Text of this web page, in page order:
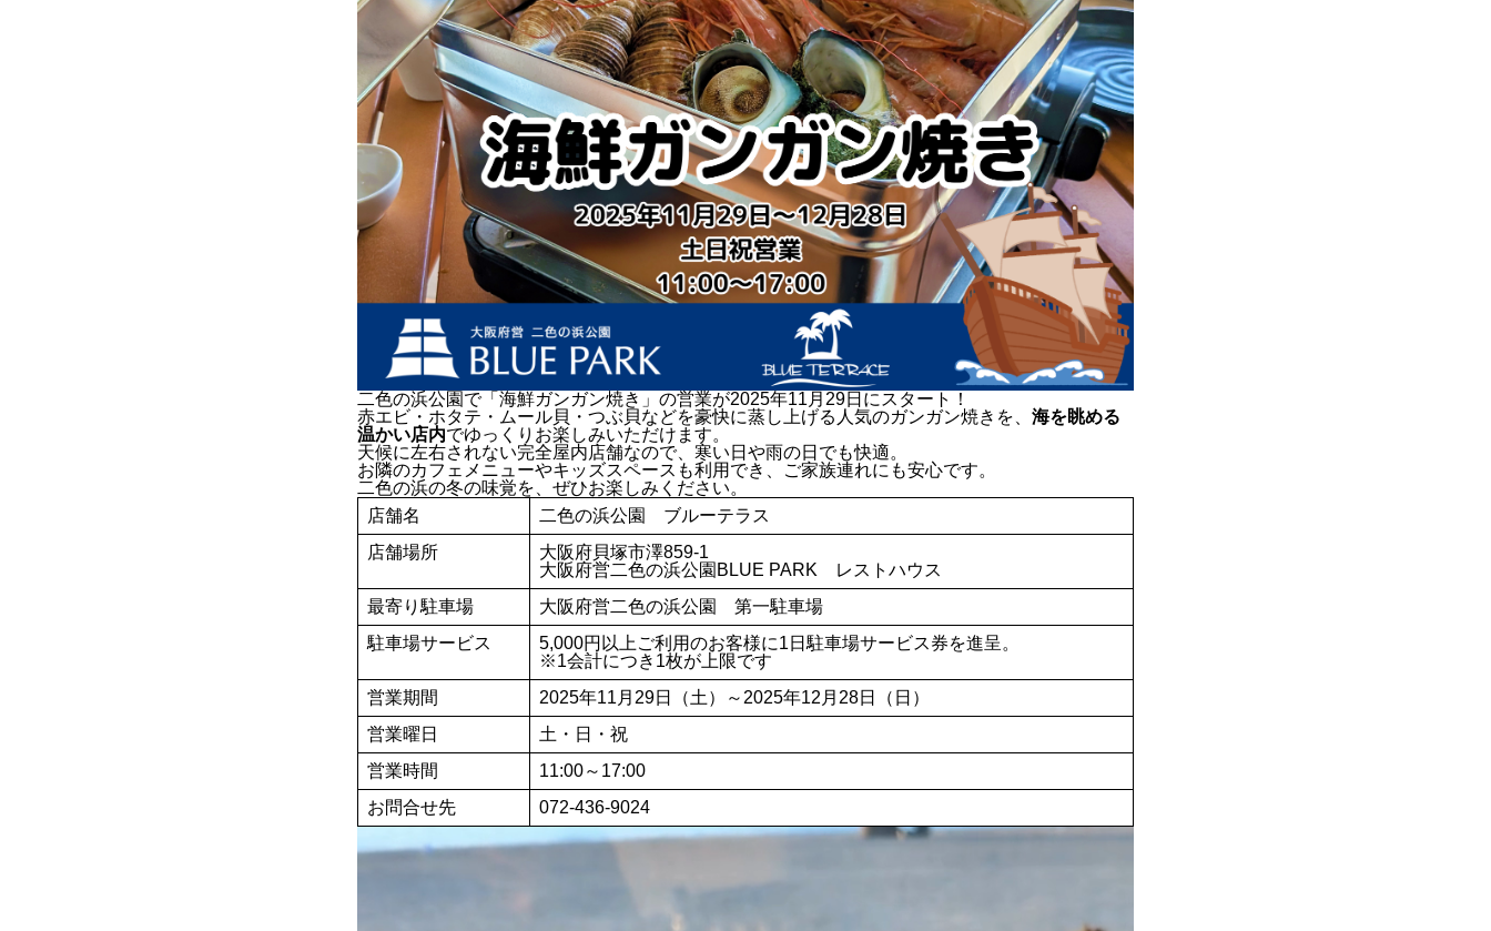
二色の浜公園で「海鮮ガンガン焼き」の営業が2025年11月29日にスタート！
赤エビ・ホタテ・ムール貝・つぶ貝などを豪快に蒸し上げる人気のガンガン焼きを、 海を眺める
温かい店内でゆっくりお楽しみいただけます。
天候に左右されない完全屋内店舗なので、寒い日や雨の日でも快適。
お隣のカフェメニューやキッズスペースも利用でき、ご家族連れにも安心です。
二色の浜の冬の味覚を、ぜひお楽しみください。
店舗名
二色の浜公園 ブルーテラス
店舗場所
大阪府貝塚市澤859-1
大阪府営二色の浜公園BLUE PARK レストハウス
最寄り駐車場
大阪府営二色の浜公園 第一駐車場
駐車場サービス
5,000円以上ご利用のお客様に1日駐車場サービス券を進呈。
※1会計につき1枚が上限です
営業期間
2025年11月29日（土）～2025年12月28日（日）
営業曜日
土・日・祝
営業時間
11:00～17:00
お問合せ先
072-436-9024